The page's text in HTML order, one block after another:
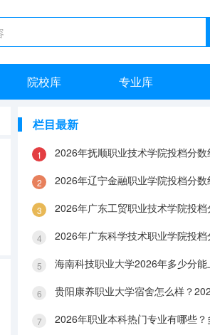
院校库 专业库
栏目最新